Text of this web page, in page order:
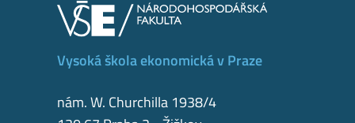
Vysoká škola ekonomická v Praze
nám. W. Churchilla 1938/4